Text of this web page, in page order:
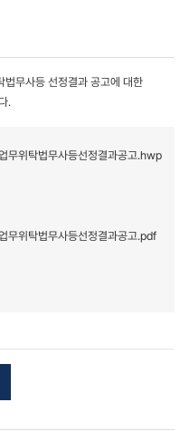
법무사등 선정결과 공고에 대한
.
무위탁법무사등선정결과공고.hwp
무위탁법무사등선정결과공고.pdf